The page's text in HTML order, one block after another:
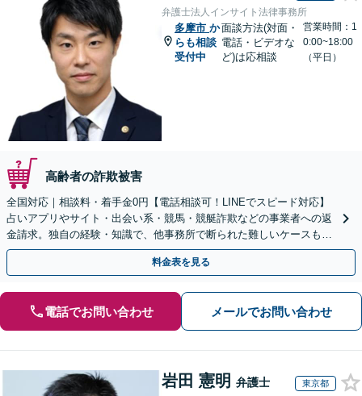
弁護士法人インサイト法律事務所
多摩市 か
らも相談
受付中
面談方法(対面・
電話・ビデオな
ど)は応相談
営業時間：1
0:00~18:00
（平日）
高齢者の詐欺被害
全国対応｜相談料・着手金0円【電話相談可！LINEでスピード対応】
占いアプリやサイト・出会い系・競馬・競艇詐欺などの事業者への返
金請求。独自の経験・知識で、他事務所で断られた難しいケースも解
決に導いた実績あり。まずはお気軽にご相談ください
料金表を見る
電話でお問い合わせ メールでお問い合わせ
岩田 憲明 弁護士 東京都